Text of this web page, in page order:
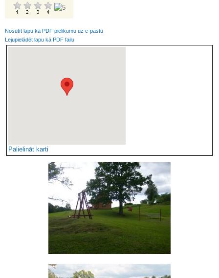
Nosūtīt lapu kā PDF pielikumu uz e-pastu
Lejupielādēt lapu kā PDF failu
Palielināt karti